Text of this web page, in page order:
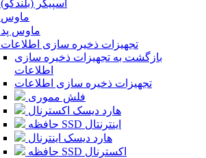
اسپیکر (بلندگو)
ماوس
ماوس پد
تجهیزات ذخیره سازی اطلاعات
بازگشت به تجهیزات ذخیره سازی
اطلاعات
تجهیزات ذخیره سازی اطلاعات
فلش مموری
هارد دیسک اکسترنال
حافظه SSD اینترنتال
هارد دیسک اینترنال
حافظه SSD اکسترنال